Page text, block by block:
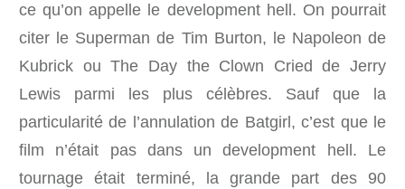
ce qu’on appelle le development hell. On pourrait
citer le Superman de Tim Burton, le Napoleon de
Kubrick ou The Day the Clown Cried de Jerry
Lewis parmi les plus célèbres. Sauf que la
particularité de l’annulation de Batgirl, c’est que le
film n’était pas dans un development hell. Le
tournage était terminé, la grande part des 90